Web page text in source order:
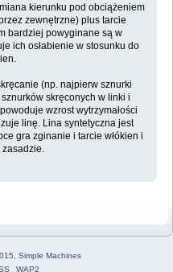
kierunku pod obciążeniem
zewnętrzne) plus tarcie
bardziej powyginane są w
ich osłabienie w stosunku do
(np. najpierw sznurki
skręconych w linki i
wzrost wytrzymałości
linę. Lina syntetyczna jest
gra zginanie i tarcie włókien i
Simple Machines
WAP2